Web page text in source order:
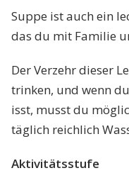
Suppe ist auch ein
das du mit Familie
Der Verzehr dieser
trinken, und wenn
isst, musst du
täglich reichlich
Aktivitätsstufe